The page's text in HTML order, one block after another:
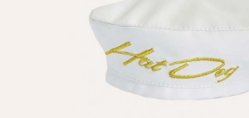
Відправити
або з
Отримувати повідомлення про
Згадали пароль?
Не прийшов лист?
обліковий запис не